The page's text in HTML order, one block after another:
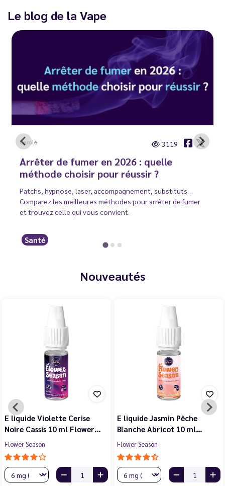
Le blog de la Vape
Carole 3119
Arrêter de fumer en 2026 : quelle
méthode choisir pour réussir ?
Patchs, hypnose, laser, accompagnement, substituts…
Comparez les meilleures méthodes pour arrêter de fumer
et trouvez celle qui vous convient.
Santé
Nouveautés
E liquide Violette Cerise
Noire Cassis 10 ml Flower…
Flower Season
E liquide Jasmin Pêche
Blanche Abricot 10 ml…
Flower Season